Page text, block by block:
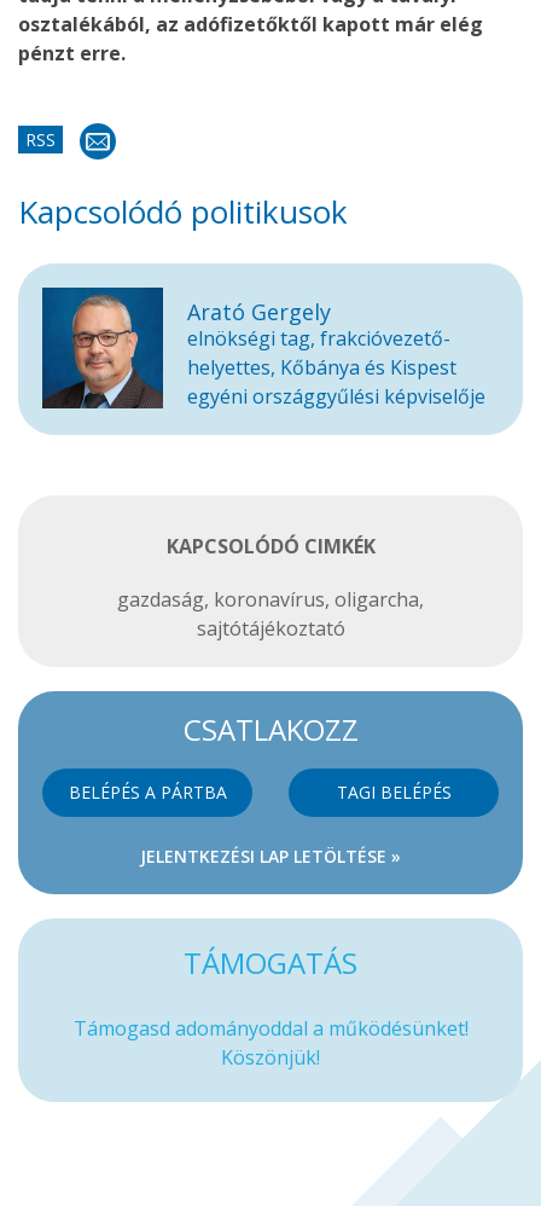
osztalékából, az adófizetőktől kapott már elég
pénzt erre.
RSS
Kapcsolódó politikusok
Arató Gergely
elnökségi tag, frakcióvezető-
helyettes, Kőbánya és Kispest
egyéni országgyűlési képviselője
KAPCSOLÓDÓ CIMKÉK
gazdaság, koronavírus, oligarcha,
sajtótájékoztató
CSATLAKOZZ
BELÉPÉS A PÁRTBA TAGI BELÉPÉS
JELENTKEZÉSI LAP LETÖLTÉSE »
TÁMOGATÁS
Támogasd adományoddal a működésünket!
Köszönjük!